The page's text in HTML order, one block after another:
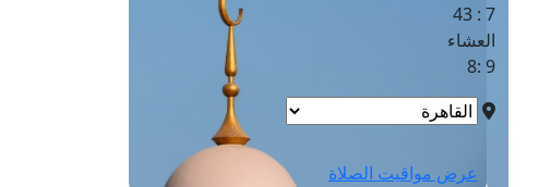
7 : 43
العشاء
9 :8
عرض مواقيت الصلاة